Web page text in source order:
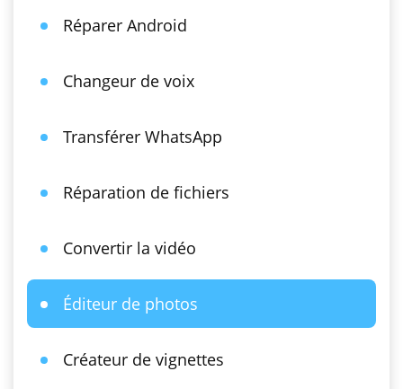
Réparer Android
Changeur de voix
Transférer WhatsApp
Réparation de fichiers
Convertir la vidéo
Éditeur de photos
Créateur de vignettes